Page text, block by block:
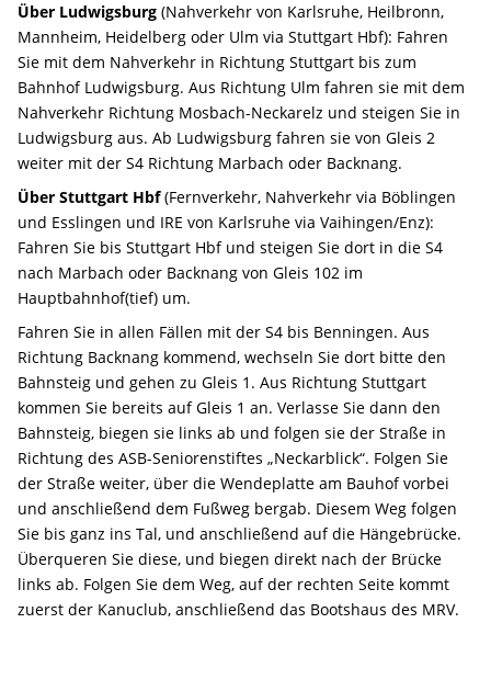
Über Ludwigsburg (Nahverkehr von Karlsruhe, Heilbronn,
Mannheim, Heidelberg oder Ulm via Stuttgart Hbf): Fahren
Sie mit dem Nahverkehr in Richtung Stuttgart bis zum
Bahnhof Ludwigsburg. Aus Richtung Ulm fahren sie mit dem
Nahverkehr Richtung Mosbach-Neckarelz und steigen Sie in
Ludwigsburg aus. Ab Ludwigsburg fahren sie von Gleis 2
weiter mit der S4 Richtung Marbach oder Backnang.
Über Stuttgart Hbf(Fernverkehr, Nahverkehr via Böblingen
und Esslingen und IRE von Karlsruhe via Vaihingen/Enz):
Fahren Sie bis Stuttgart Hbf und steigen Sie dort in die S4
nach Marbach oder Backnang von Gleis 102 im
Hauptbahnhof(tief) um.
Fahren Sie in allen Fällen mit der S4 bis Benningen. Aus
Richtung Backnang kommend, wechseln Sie dort bitte den
Bahnsteig und gehen zu Gleis 1. Aus Richtung Stuttgart
kommen Sie bereits auf Gleis 1 an. Verlasse Sie dann den
Bahnsteig, biegen sie links ab und folgen sie der Straße in
Richtung des ASB-Seniorenstiftes „Neckarblick“. Folgen Sie
der Straße weiter, über die Wendeplatte am Bauhof vorbei
und anschließend dem Fußweg bergab. Diesem Weg folgen
Sie bis ganz ins Tal, und anschließend auf die Hängebrücke.
Überqueren Sie diese, und biegen direkt nach der Brücke
links ab. Folgen Sie dem Weg, auf der rechten Seite kommt
zuerst der Kanuclub, anschließend das Bootshaus des MRV.